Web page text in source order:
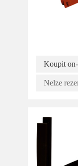
Koupit
Nelze